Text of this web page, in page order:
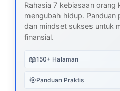
Rahasia 7 kebiasaan
mengubah hidup. Panduan
dan mindset sukses untuk
finansial.
📖150+ Halaman
🎯Panduan Praktis